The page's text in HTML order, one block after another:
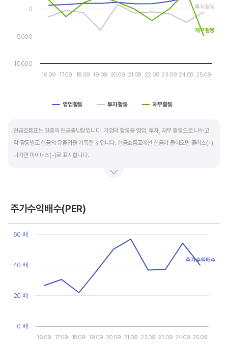
자금 운영에 유리합니다.
운전자본 회전일수는 매출채권 회전일수 + 재고자산 회전일수 - 매입채무 회전일수로
The chart has 1 Y axis displaying values. Data ranges from -
영업활동 투자활동 재무활동
16.09 17.09 18.09 19.09 20.09 21.09 22.09 23.09 24.09 25.09
-10000
-5000
0 투자활동
재무활동
현금흐름표는 일종의 현금출납장입니다. 기업의 활동을 영업, 투자, 재무 활동으로 나누고
각 활동별로 현금의 유출입을 기록한 것입니다. 현금흐름표에선 현금이 들어오면 플러스(+),
나가면 마이너스(-)로 표시합니다.
투자활동 현금흐름은 기업의 기계 및 공장증설이나 금융자산 거래에서 발생하는
재무활동 현금흐름은 증자, 차입, 배당을 통해 발생하는 현금유출입을 뜻합니다.
영업활동으로 충분한 현금을 벌고 있는 기업은 금융기관의 차입금을 갚고, 배당을 지급하는
등 현금이 유출되기 때문에 마이너스(-)를 기록합니다.
현금흐름 플러스(+), 투자활동 현금흐름 마이너스(-), 재무활동 현금흐름이 마이너스(-)가
가장 좋습니다.
주가수익배수(PER)
Chart
Line chart with 10 data points.
The chart has 1 X axis displaying categories.
The chart has 1 Y axis displaying values. Data ranges from
16.09 17.09 18.09 19.09 20.09 21.09 22.09 23.09 24.09 25.09
0 배
20 배
40 배
60 배
주가수익배수